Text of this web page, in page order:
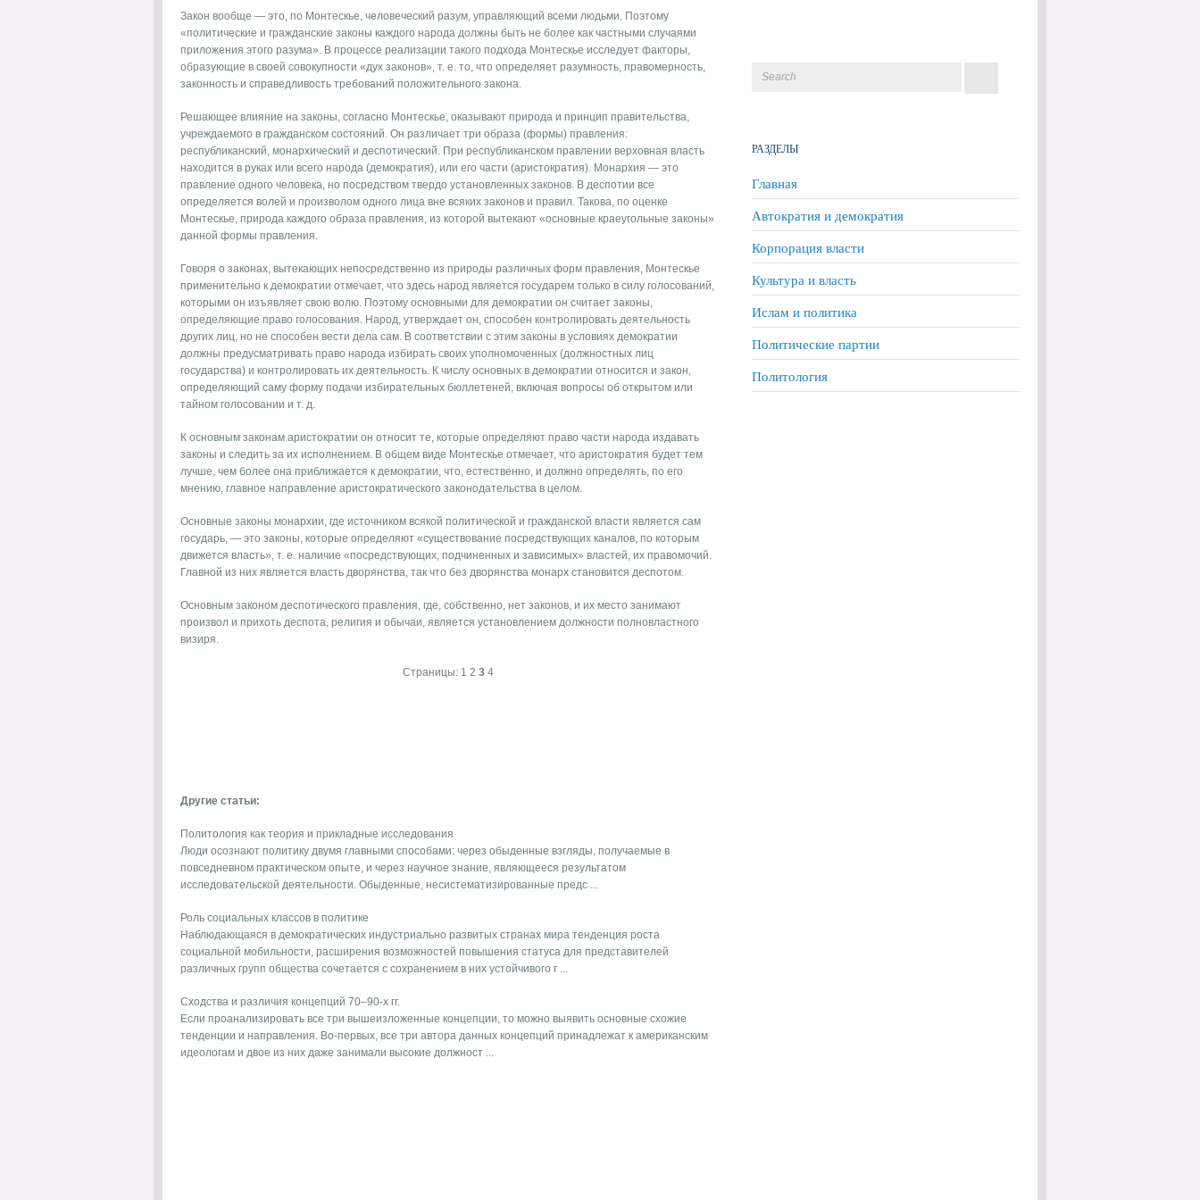
Закон вообще — это, по Монтескье, человеческий разум, управляющий всеми людьми. Поэтому
«политические и гражданские законы каждого народа должны быть не более как частными случаями
приложения этого разума». В процессе реализации такого подхода Монтескье исследует факторы,
образующие в своей совокупности «дух законов», т. е. то, что определяет разумность, правомерность,
законность и справедливость требований положительного закона.
Решающее влияние на законы, согласно Монтескье, оказывают природа и принцип правительства,
учреждаемого в гражданском состояний. Он различает три образа (формы) правления:
республиканский, монархический и деспотический. При республиканском правлении верховная власть
находится в руках или всего народа (демократия), или его части (аристократия). Монархия — это
правление одного человека, но посредством твердо установленных законов. В деспотии все
определяется волей и произволом одного лица вне всяких законов и правил. Такова, по оценке
Монтескье, природа каждого образа правления, из которой вытекают «основные краеугольные законы»
данной формы правления.
Говоря о законах, вытекающих непосредственно из природы различных форм правления, Монтескье
применительно к демократии отмечает, что здесь народ является государем только в силу голосований,
которыми он изъявляет свою волю. Поэтому основными для демократии он считает законы,
определяющие право голосования. Народ, утверждает он, способен контролировать деятельность
других лиц, но не способен вести дела сам. В соответствии с этим законы в условиях демократии
должны предусматривать право народа избирать своих уполномоченных (должностных лиц
государства) и контролировать их деятельность. К числу основных в демократии относится и закон,
определяющий саму форму подачи избирательных бюллетеней, включая вопросы об открытом или
тайном голосовании и т. д.
К основным законам аристократии он относит те, которые определяют право части народа издавать
законы и следить за их исполнением. В общем виде Монтескье отмечает, что аристократия будет тем
лучше, чем более она приближается к демократии, что, естественно, и должно определять, по его
мнению, главное направление аристократического законодательства в целом.
Основные законы монархии, где источником всякой политической и гражданской власти является сам
государь, — это законы, которые определяют «существование посредствующих каналов, по которым
движется власть», т. е. наличие «посредствующих, подчиненных и зависимых» властей, их правомочий.
Главной из них является власть дворянства, так что без дворянства монарх становится деспотом.
Основным законом деспотического правления, где, собственно, нет законов, и их место занимают
произвол и прихоть деспота, религия и обычаи, является установлением должности полновластного
визиря.
Страницы: 1 2 3 4
Другие статьи:
Политология как теория и прикладные исследования
Люди осознают политику двумя главными способами: через обыденные взгляды, получаемые в
повседневном практическом опыте, и через научное знание, являющееся результатом
исследовательской деятельности. Обыденные, несистематизированные предс ...
Роль социальных классов в политике
Наблюдающаяся в демократических индустриально развитых странах мира тенденция роста
социальной мобильности, расширения возможностей повышения статуса для представителей
различных групп общества сочетается с сохранением в них устойчивого г ...
Сходства и различия концепций 70–90-х гг.
Если проанализировать все три вышеизложенные концепции, то можно выявить основные схожие
тенденции и направления. Во-первых, все три автора данных концепций принадлежат к американским
идеологам и двое из них даже занимали высокие должност ...
РАЗДЕЛЫ
Главная
Автократия и демократия
Корпорация власти
Культура и власть
Ислам и политика
Политические партии
Политология